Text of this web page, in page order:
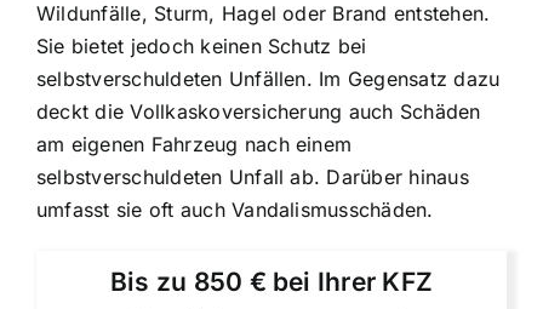
Wildunfälle, Sturm, Hagel oder Brand entstehen.
Sie bietet jedoch keinen Schutz bei
selbstverschuldeten Unfällen. Im Gegensatz dazu
deckt die Vollkaskoversicherung auch Schäden
am eigenen Fahrzeug nach einem
selbstverschuldeten Unfall ab. Darüber hinaus
umfasst sie oft auch Vandalismusschäden.
Bis zu 850 € bei Ihrer KFZ